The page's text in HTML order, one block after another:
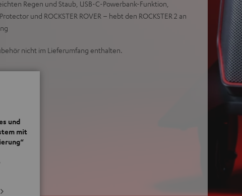
Regen und Staub, USB-C-Powerbank-Funktion,
und ROCKSTER ROVER – hebt den ROCKSTER 2 an
nicht im Lieferumfang enthalten.
und
mit